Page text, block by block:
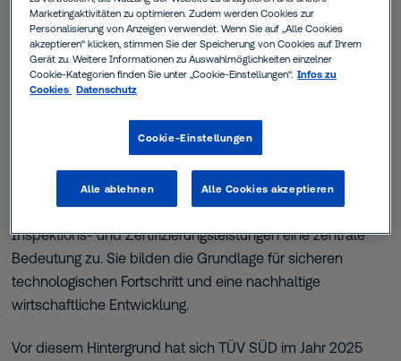
das Jahr 2025 war geprägt von geopolitischen
Spannungen, regulatorischen Unsicherheiten und einem
rasanten technologischen Wandel. Gleichzeitig hat die
globale Transformation hin zu nachhaltigen
Energiesystemen, digitalen Technologien und resilienten
Infrastrukturen zahlreiche Branchen grundlegend
verändert.
In diesem Umfeld kommt unabhängigen Prüf-,
Inspektions- und Zertifizierungsleistungen eine zentrale
Bedeutung zu. Sie bilden die Grundlage für sicheren
technologischen Fortschritt und eine nachhaltige
wirtschaftliche Entwicklung.
Vor diesem Hintergrund hat sich TÜV SÜD im Jahr 2025
Marketingaktivitäten zu optimieren. Zudem werden Cookies zur
Personalisierung von Anzeigen verwendet. Wenn Sie auf „Alle Cookies
akzeptieren“ klicken, stimmen Sie der Speicherung von Cookies auf Ihrem
Gerät zu. Weitere Informationen zu Auswahlmöglichkeiten einzelner
Cookie-Kategorien finden Sie unter „Cookie-Einstellungen“. Infos zu
Cookies
Datenschutz
Cookie-Einstellungen
Alle ablehnen Alle Cookies akzeptieren